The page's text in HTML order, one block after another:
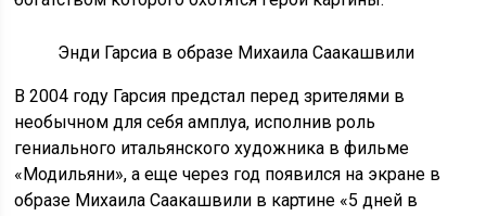
Энди Гарсиа в образе Михаила Саакашвили
В 2004 году Гарсия предстал перед зрителями в
необычном для себя амплуа, исполнив роль
гениального итальянского художника в фильме
«Модильяни», а еще через год появился на экране в
образе Михаила Саакашвили в картине «5 дней в